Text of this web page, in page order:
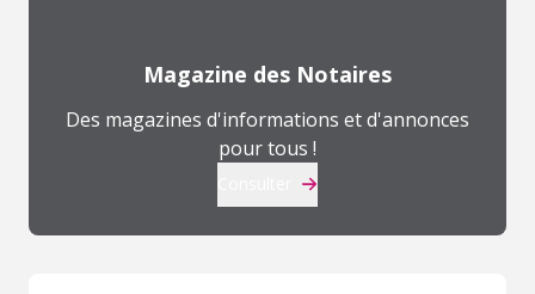
Magazine des Notaires
Des magazines d'informations et d'annonces
pour tous !